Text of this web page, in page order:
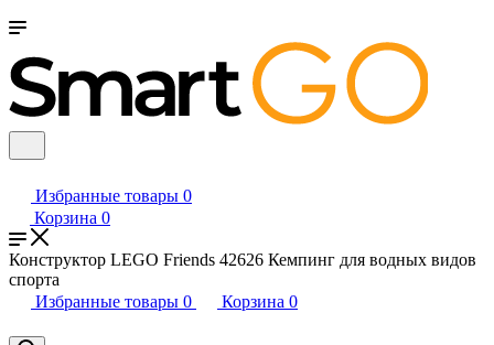
Избранные товары 0
Корзина 0
Конструктор LEGO Friends 42626 Кемпинг для водных видов
спорта
Избранные товары 0 Корзина 0